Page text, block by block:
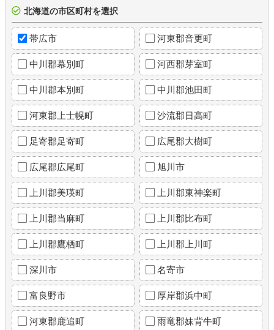
北海道の市区町村を選択
帯広市 河東郡音更町
中川郡幕別町 河西郡芽室町
中川郡本別町 中川郡池田町
河東郡上士幌町 沙流郡日高町
足寄郡足寄町 広尾郡大樹町
広尾郡広尾町 旭川市
上川郡美瑛町 上川郡東神楽町
上川郡当麻町 上川郡比布町
上川郡鷹栖町 上川郡上川町
深川市 名寄市
富良野市 厚岸郡浜中町
河東郡鹿追町 雨竜郡妹背牛町